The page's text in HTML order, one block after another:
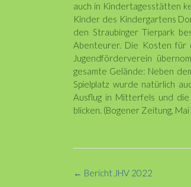
auch in Kindertagesstätten
Kinder des Kindergartens
den Straubinger Tierpark
Abenteurer. Die Kosten für
Jugendförderverein
gesamte Gelände: Neben
Spielplatz wurde natürlich
Ausflug in Mitterfels und
blicken. (Bogener Zeitung,
Post
← Bericht JHV 2022